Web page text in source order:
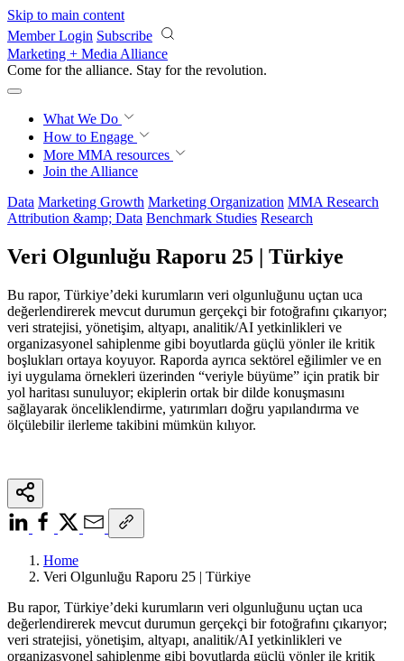
Skip to main content
Member Login Subscribe
Marketing + Media Alliance
Come for the alliance. Stay for the revolution.
What We Do
How to Engage
More MMA resources
Join the Alliance
Data Marketing Growth Marketing Organization MMA Research
Attribution &amp; Data Benchmark Studies Research
Veri Olgunluğu Raporu 25 | Türkiye
Bu rapor, Türkiye’deki kurumların veri olgunluğunu uçtan uca
değerlendirerek mevcut durumun gerçekçi bir fotoğrafını çıkarıyor;
veri stratejisi, yönetişim, altyapı, analitik/AI yetkinlikleri ve
organizasyonel sahiplenme gibi boyutlarda güçlü yönler ile kritik
boşlukları ortaya koyuyor. Raporda ayrıca sektörel eğilimler ve en
iyi uygulama örnekleri üzerinden “veriyle büyüme” için pratik bir
yol haritası sunuluyor; ekiplerin ortak bir dilde konuşmasını
sağlayarak önceliklendirme, yatırımları doğru yapılandırma ve
ölçülebilir ilerleme takibini mümkün kılıyor.
Home
Veri Olgunluğu Raporu 25 | Türkiye
Bu rapor, Türkiye’deki kurumların veri olgunluğunu uçtan uca
değerlendirerek mevcut durumun gerçekçi bir fotoğrafını çıkarıyor;
veri stratejisi, yönetişim, altyapı, analitik/AI yetkinlikleri ve
organizasyonel sahiplenme gibi boyutlarda güçlü yönler ile kritik